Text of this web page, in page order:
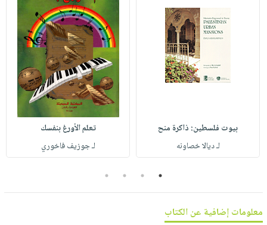
بالذات
صابون
مناسبات
سياسة
الشركة
فيديوهات
أسئلة
انشر
تواصل
معنا
الأمنيات
بيوت فلسطين: ذاكرة منح
لـ ديالا خصاونه
تعلم الأورغ بنفسك
لـ جوزيف فاخوري
1
2
3
4
معلومات إضافية عن الكتاب